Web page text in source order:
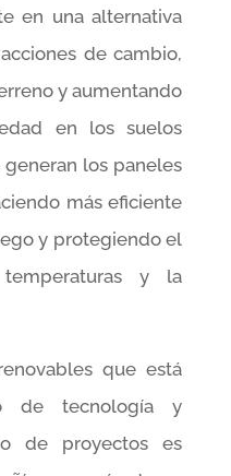
en una alternativa
de cambio,
y aumentando
en los suelos
los paneles
más eficiente
y protegiendo el
y la
que está
de tecnología y
de proyectos es